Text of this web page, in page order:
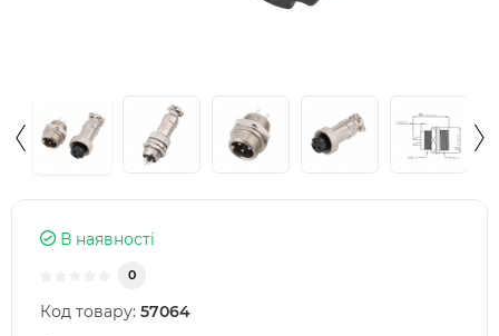
В наявності
0
Код товару: 57064